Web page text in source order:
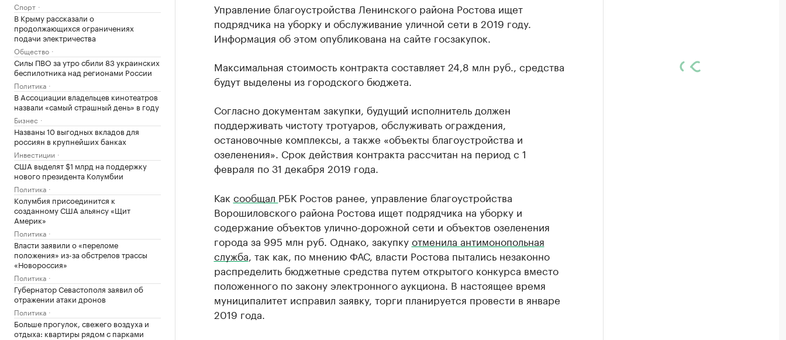
Спорт
В Крыму рассказали о
продолжающихся ограничениях
подачи электричества
Общество
Силы ПВО за утро сбили 83 украинских
беспилотника над регионами России
Политика
В Ассоциации владельцев кинотеатров
назвали «самый страшный день» в году
Бизнес
Названы 10 выгодных вкладов для
россиян в крупнейших банках
Инвестиции
США выделят $1 млрд на поддержку
нового президента Колумбии
Политика
Колумбия присоединится к
созданному США альянсу «Щит
Америк»
Политика
Власти заявили о «переломе
положения» из-за обстрелов трассы
«Новороссия»
Политика
Губернатор Севастополя заявил об
отражении атаки дронов
Политика
Больше прогулок, свежего воздуха и
отдыха: квартиры рядом с парками
Управление благоустройства Ленинского района Ростова ищет
подрядчика на уборку и обслуживание уличной сети в 2019 году.
Информация об этом опубликована на сайте госзакупок.
Максимальная стоимость контракта составляет 24,8 млн руб., средства
будут выделены из городского бюджета.
Согласно документам закупки, будущий исполнитель должен
поддерживать чистоту тротуаров, обслуживать ограждения,
остановочные комплексы, а также «объекты благоустройства и
озеленения». Срок действия контракта рассчитан на период с 1
февраля по 31 декабря 2019 года.
Как сообщал РБК Ростов ранее, управление благоустройства
Ворошиловского района Ростова ищет подрядчика на уборку и
содержание объектов улично-дорожной сети и объектов озеленения
города за 995 млн руб. Однако, закупкуотменила антимонопольная
служба , так как, по мнению ФАС, власти Ростова пытались незаконно
распределить бюджетные средства путем открытого конкурса вместо
положенного по закону электронного аукциона. В настоящее время
муниципалитет исправил заявку, торги планируется провести в январе
2019 года.